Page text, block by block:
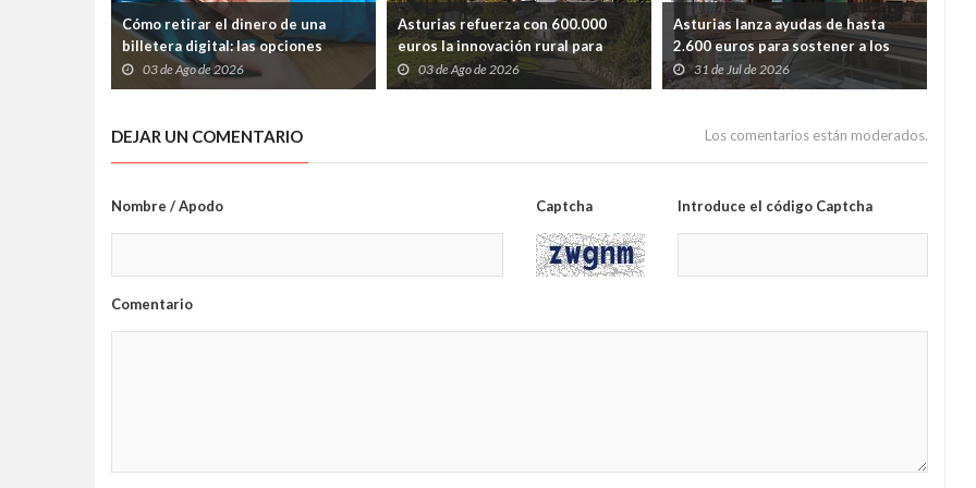
Cómo retirar el dinero de una
billetera digital: las opciones
disponibles
03 de Ago de 2026
Asturias refuerza con 600.000
euros la innovación rural para
frenar la pérdida de población
03 de Ago de 2026
Asturias lanza ayudas de hasta
2.600 euros para sostener a los
autónomos de los pueblos con
menos población
31 de Jul de 2026
DEJAR UN COMENTARIO Los comentarios están moderados.
Nombre / Apodo Captcha Introduce el código Captcha
Comentario